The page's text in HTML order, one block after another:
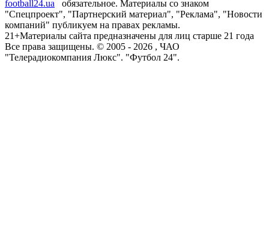
football24.ua
обязательное. Материалы со знаком
"Спецпроект", "Партнерский материал", "Реклама", "Новости
компаний" публикуем на правах рекламы.
21+Материалы сайта предназначены для лиц старше 21 года
Все права защищены. © 2005 - 2026 , ЧАО
"Телерадиокомпания Люкс". "Футбол 24".